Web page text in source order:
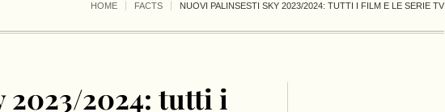
HOME FACTS NUOVI PALINSESTI SKY 2023/2024: TUTTI I FILM E LE SERIE TV
2023/2024: tutti i